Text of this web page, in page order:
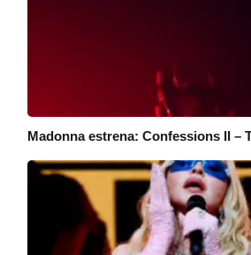
Madonna estrena: Confessions II –